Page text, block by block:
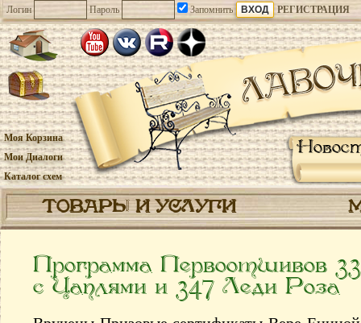
Логин Пароль Запомнить РЕГИСТРАЦИЯ
Моя Корзина
Мои Диалоги
Каталог схем
ТОВАРЫ И УСЛУГИ
Программа Первоотшивов
с Цаплями и 347 Леди Роза